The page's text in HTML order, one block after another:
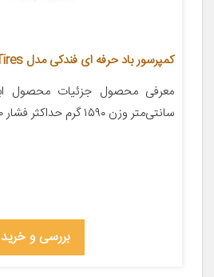
کمپرسور باد حرفه ای فندکی مدل Air Pump Big Tires
سانتی‌متر وزن ۱۵۹۰ گرم حداکثر فشار ۱۰۰ دبی هوا ۱۲-۱۵ […]
بررسی و خرید